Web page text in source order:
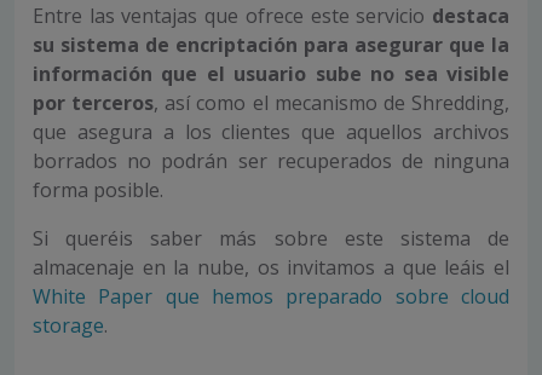
Entre las ventajas que ofrece este servicio destaca
su sistema de encriptación para asegurar que la
información que el usuario sube no sea visible
por terceros, así como el mecanismo de Shredding,
que asegura a los clientes que aquellos archivos
borrados no podrán ser recuperados de ninguna
forma posible.
Si queréis saber más sobre este sistema de
almacenaje en la nube, os invitamos a que leáis el
White Paper que hemos preparado sobre cloud
storage.